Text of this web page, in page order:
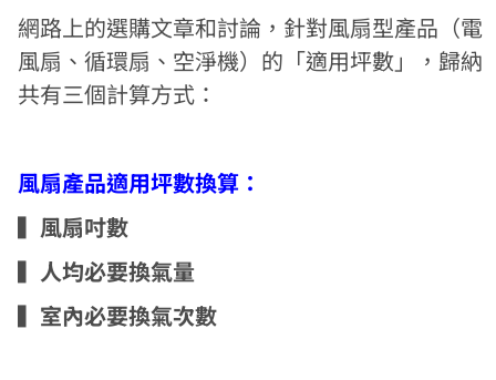
網路上的選購文章和討論，針對風扇型產品（電
風扇、循環扇、空淨機）的「適用坪數」，歸納
共有三個計算方式：
風扇產品適用坪數換算：
▍風扇吋數
▍人均必要換氣量
▍室內必要換氣次數